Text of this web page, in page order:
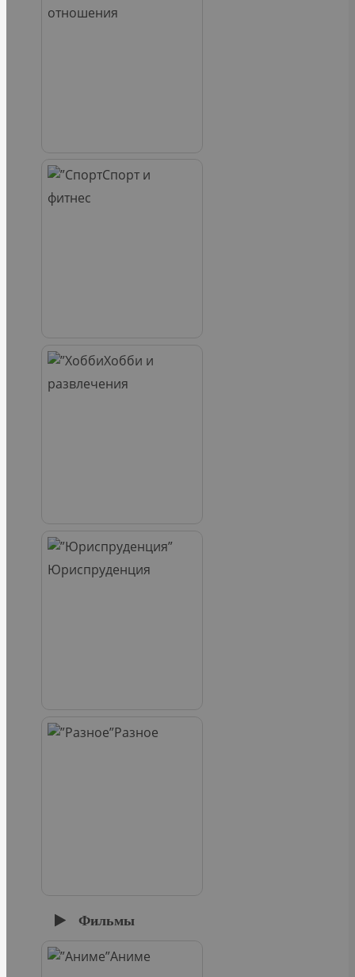
отношения
Спорт и
фитнес
Хобби и
развлечения
Юриспруденция
Разное
Фильмы
Аниме